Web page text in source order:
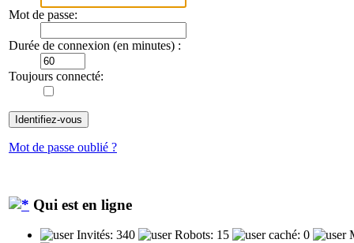
Mot de passe:
Durée de connexion (en minutes) :
Toujours connecté:
Mot de passe oublié ?
Qui est en ligne
Invités: 340 Robots: 15 caché: 0